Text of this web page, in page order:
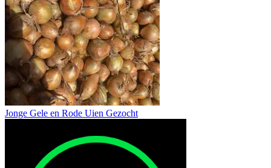
Jonge Gele en Rode Uien Gezocht